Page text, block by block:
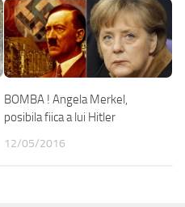
BOMBA ! Angela Merkel,
posibila fiica a lui Hitler
12/05/2016